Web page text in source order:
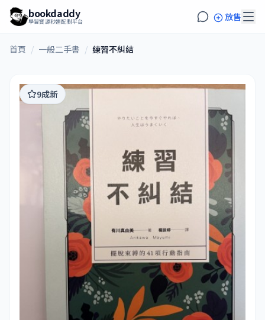
bookdaddy
學習資源秒速配對平台 放售
首頁 / 一般二手書 / 練習不糾結
9成新